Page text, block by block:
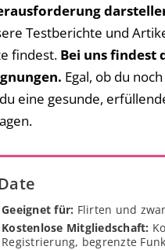
Testberichte und
findest. Bei uns findest
Egal, ob du
eine gesunde,
Geeignet für: Flirten und
Kostenlose Mitgliedschaft:
Registrierung, begrenzte